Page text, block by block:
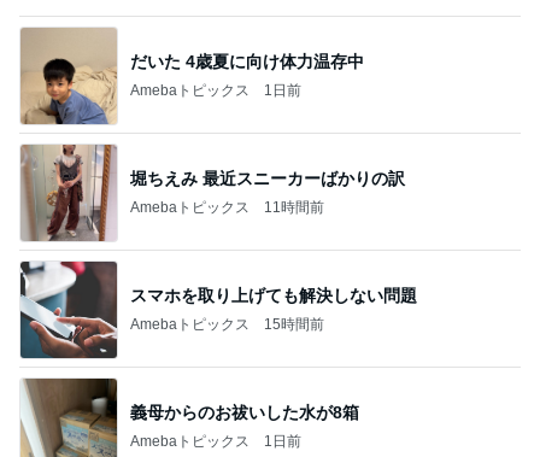
だいた 4歳夏に向け体力温存中
Amebaトピックス 1日前
堀ちえみ 最近スニーカーばかりの訳
Amebaトピックス 11時間前
スマホを取り上げても解決しない問題
Amebaトピックス 15時間前
義母からのお祓いした水が8箱
Amebaトピックス 1日前